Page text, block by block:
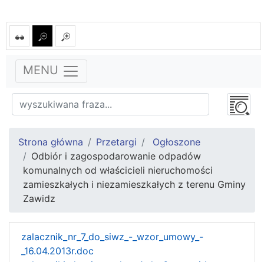
MENU
Strona główna Przetargi
Ogłoszone
Odbiór i zagospodarowanie odpadów
komunalnych od właścicieli nieruchomości
zamieszkałych i niezamieszkałych z terenu Gminy
Zawidz
zalacznik_nr_7_do_siwz_-_wzor_umowy_-
_16.04.2013r.doc